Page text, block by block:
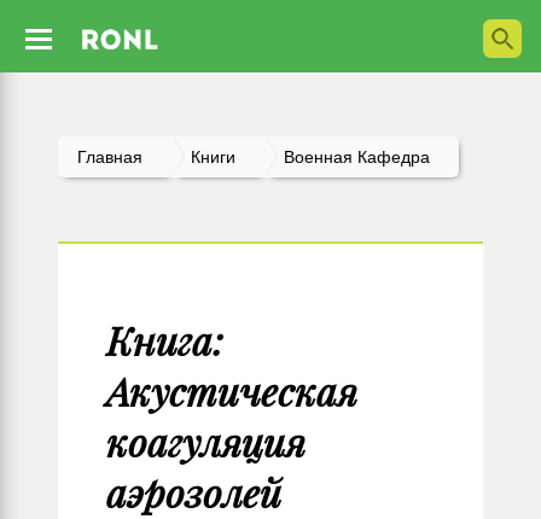
Главная Книги Военная Кафедра
Книга:
Акустическая
коагуляция
аэрозолей